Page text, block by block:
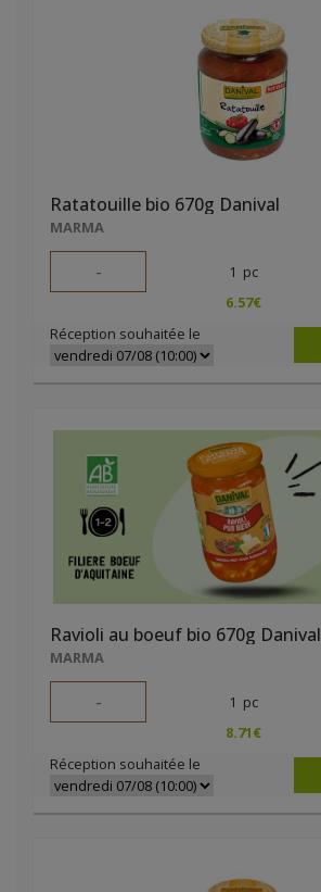
Ratatouille bio 670g Danival
MARMA
- 1 pc
6.57€
Réception souhaitée le
Ravioli au boeuf bio 670g Danival
MARMA
- 1 pc
8.71€
Réception souhaitée le